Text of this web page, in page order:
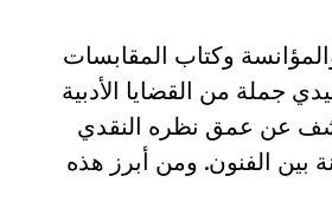
وكتاب المقابسات
جملة من القضايا الأدبية
عن عمق نظره النقدي
بين الفنون. ومن أبرز هذه